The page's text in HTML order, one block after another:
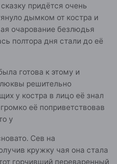
придётся очень
дымком от костра и
очарование безлюдья
полтора дня стали до её
готова к этому и
решительно
у костра в лицо её знал
её поприветствовав
у
Сев на
кружку чая она стала
горчивший переваренный